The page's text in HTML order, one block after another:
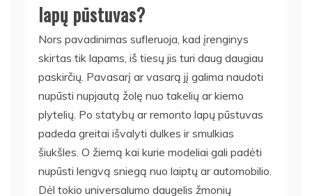
lapų pūstuvas?
Nors pavadinimas sufleruoja, kad įrenginys
skirtas tik lapams, iš tiesų jis turi daug daugiau
paskirčių. Pavasarį ar vasarą jį galima naudoti
nupūsti nupjautą žolę nuo takelių ar kiemo
plytelių. Po statybų ar remonto lapų pūstuvas
padeda greitai išvalyti dulkes ir smulkias
šiukšles. O žiemą kai kurie modeliai gali padėti
nupūsti lengvą sniegą nuo laiptų ar automobilio.
Dėl tokio universalumo daugelis žmonių